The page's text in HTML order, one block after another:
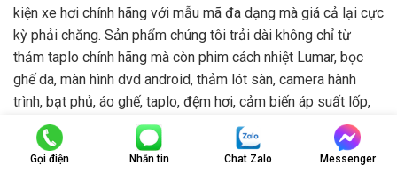
kiện xe hơi chính hãng với mẫu mã đa dạng mà giá cả lại cực
kỳ phải chăng. Sản phẩm chúng tôi trải dài không chỉ từ
thảm taplo chính hãng mà còn phim cách nhiệt Lumar, bọc
ghế da, màn hình dvd android, thảm lót sàn, camera hành
trình, bạt phủ, áo ghế, taplo, đệm hơi, cảm biến áp suất lốp,
bệ bước chân, phủ ceramic, ty cốp điện,... Sứ mệnh của
chúng tôi đó chính là mang đến cho người tiêu dùng Việt
Nam một trải nghiệm mới hơn về đồ phụ kiện xe hơi cũng
Gọi điện Nhắn tin Chat Zalo Messenger